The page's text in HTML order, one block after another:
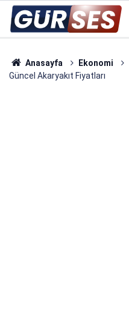
Anasayfa Ekonomi
Güncel Akaryakıt Fiyatları